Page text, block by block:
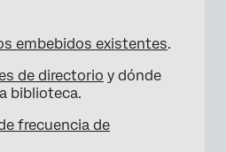
embebidos existentes.
de directorio y dónde
biblioteca.
frecuencia de